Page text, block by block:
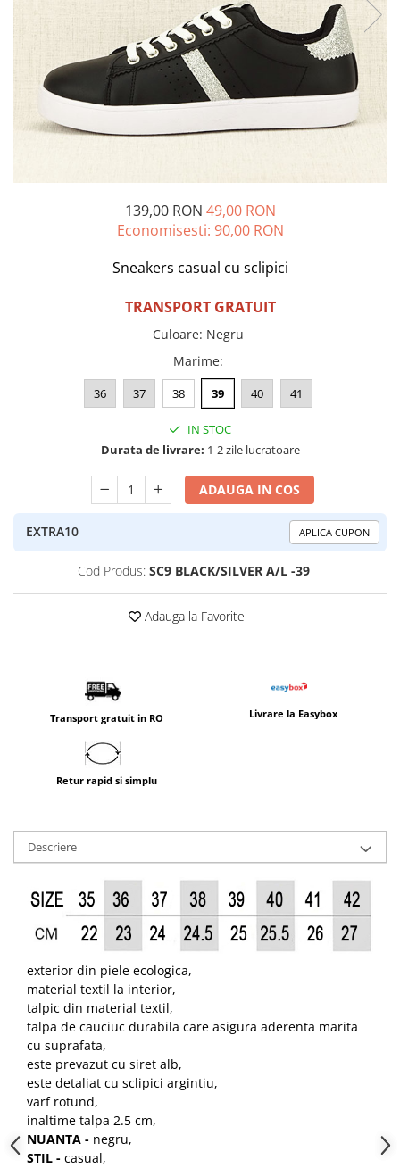
Incaltamine primavara-vara piele
Camasi si topuri
Blugi si pantaloni
Pulovere si cardigane
139,00 RON 49,00 RON
Economisesti: 90,00 RON
Sneakers casual cu sclipici
TRANSPORT GRATUIT
Culoare: Negru
Marime:
36 37 38 39 40 41
IN STOC
Durata de livrare: 1-2 zile lucratoare
ADAUGA IN COS
EXTRA10 APLICA CUPON
Cod Produs: SC9 BLACK/SILVER A/L -39
Adauga la Favorite
Transport gratuit in RO Livrare la Easybox
Retur rapid si simplu
Descriere
exterior din piele ecologica,
material textil la interior,
talpic din material textil,
talpa de cauciuc durabila care asigura aderenta marita
cu suprafata,
este prevazut cu siret alb,
este detaliat cu sclipici argintiu,
varf rotund,
inaltime talpa 2.5 cm,
NUANTA - negru,
STIL - casual,